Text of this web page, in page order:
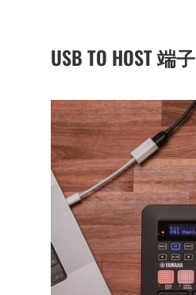
USB TO HOST 端子